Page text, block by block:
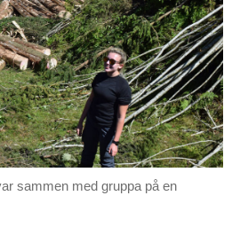
sammen med gruppa på en